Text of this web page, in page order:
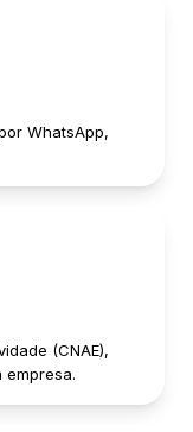
WhatsApp,
(CNAE),
empresa.